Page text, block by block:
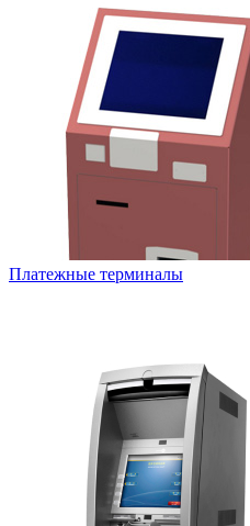
Платежные терминалы